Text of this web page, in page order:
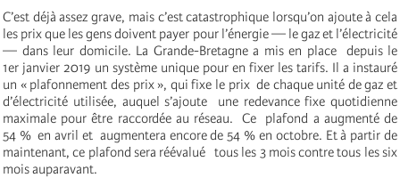
C’est déjà assez grave, mais c’est catastrophique lorsqu’on ajoute à cela
les prix que les gens doivent payer pour l’énergie — le gaz et l’électricité
— dans leur domicile. La Grande-Bretagne a mis en place depuis le
1er janvier 2019 un système unique pour en fixer les tarifs. Il a instauré
un « plafonnement des prix », qui fixe le prix de chaque unité de gaz et
d’électricité utilisée, auquel s’ajoute une redevance fixe quotidienne
maximale pour être raccordée au réseau. Ce plafond a augmenté de
54 % en avril et augmentera encore de 54 % en octobre. Et à partir de
maintenant, ce plafond sera réévalué tous les 3 mois contre tous les six
mois auparavant.